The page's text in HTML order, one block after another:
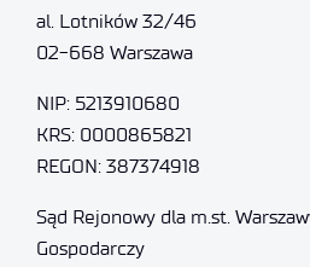
al. Lotników 32/46
02-668 Warszawa
NIP: 5213910680
KRS: 0000865821
REGON: 387374918
Sąd Rejonowy dla m.st.
Gospodarczy